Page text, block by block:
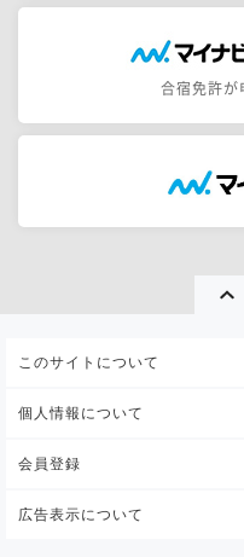
合宿免許が
このサイトについて
個人情報について
会員登録
広告表示について